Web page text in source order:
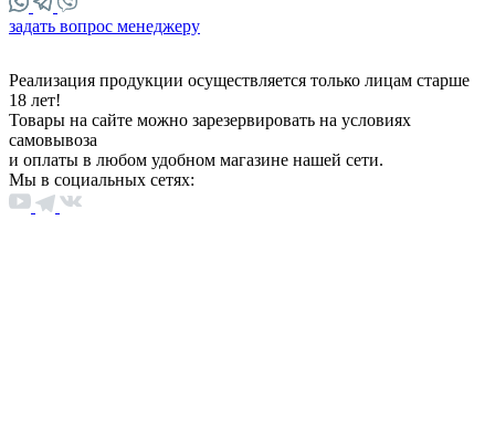
задать вопрос менеджеру
Реализация продукции осуществляется только лицам старше
18 лет!
Товары на сайте можно зарезервировать на условиях
самовывоза
и оплаты в любом удобном магазине нашей сети.
Мы в социальных сетях: